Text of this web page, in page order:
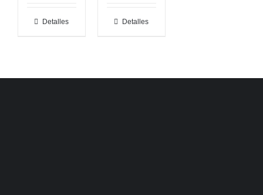
Detalles Detalles